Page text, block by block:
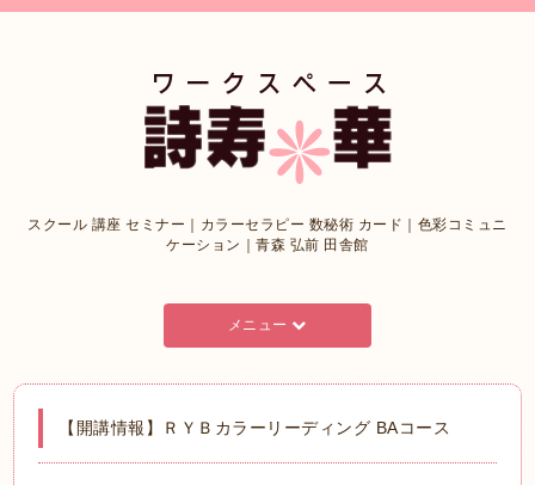
スクール 講座 セミナー｜カラーセラピー 数秘術 カード｜色彩コミュニ
ケーション｜青森 弘前 田舎館
メニュー
【開講情報】ＲＹＢカラーリーディング BAコース